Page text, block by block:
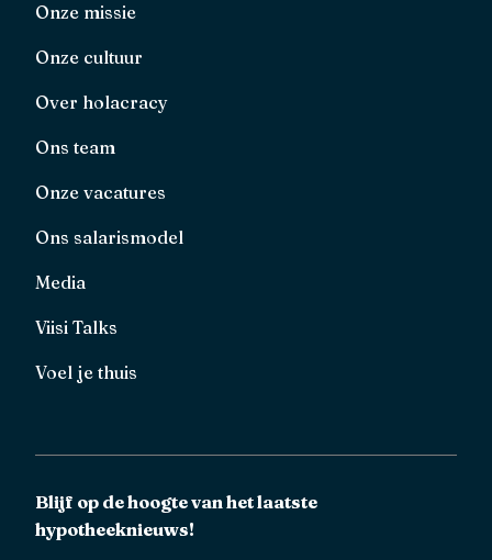
Onze missie
Onze cultuur
Over holacracy
Ons team
Onze vacatures
Ons salarismodel
Media
Viisi Talks
Voel je thuis
Blijf op de hoogte van het laatste
hypotheeknieuws!